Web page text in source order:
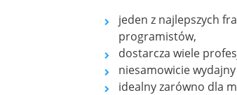
jeden z najlepszych
programistów,
dostarcza wiele
niesamowicie
idealny zarówno dla